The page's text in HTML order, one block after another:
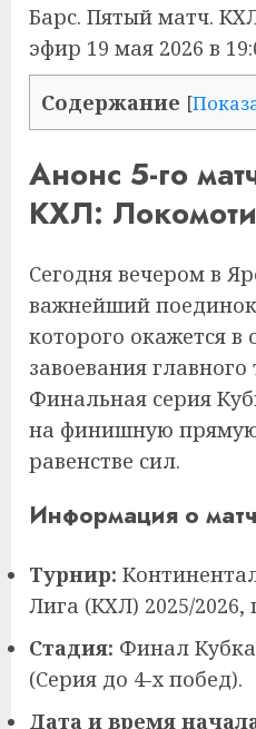
Барс. Пятый матч.
эфир 19 мая 2026 в
Содержание [
Анонс 5-го
КХЛ:
Сегодня вечером в
важнейший
которого окажется в
завоевания
Финальная серия
на финишную
равенстве сил.
Информация о
Турнир:
Лига (КХЛ) 2025/
Стадия: Финал
(Серия до 4-х побед).
Дата и время